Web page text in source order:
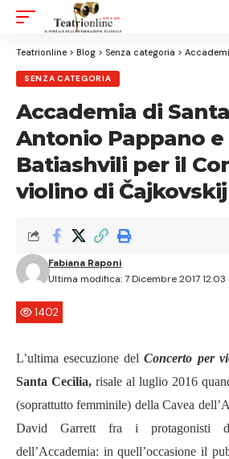
Teatrionline > Blog > Senza categoria > Accademia di Santa Cecilia,
SENZA CATEGORIA
Accademia di
Antonio Pappano e
Batiashvili per il
violino di Čajkovskij
Ultima modifica: 7 Dicembre 2017 12:03
Fabiana Raponi
1402
L’ultima esecuzione delConcerto per
Santa Cecilia, risale al luglio 2016
(soprattutto femminile) della Cavea
David Garrett fra i protagonisti
dell’Accademia: in quell’occasione il